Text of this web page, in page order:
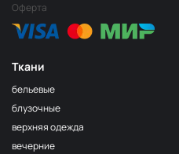
Ткани
бельевые
блузочные
верхняя одежда
вечерние
Оферта